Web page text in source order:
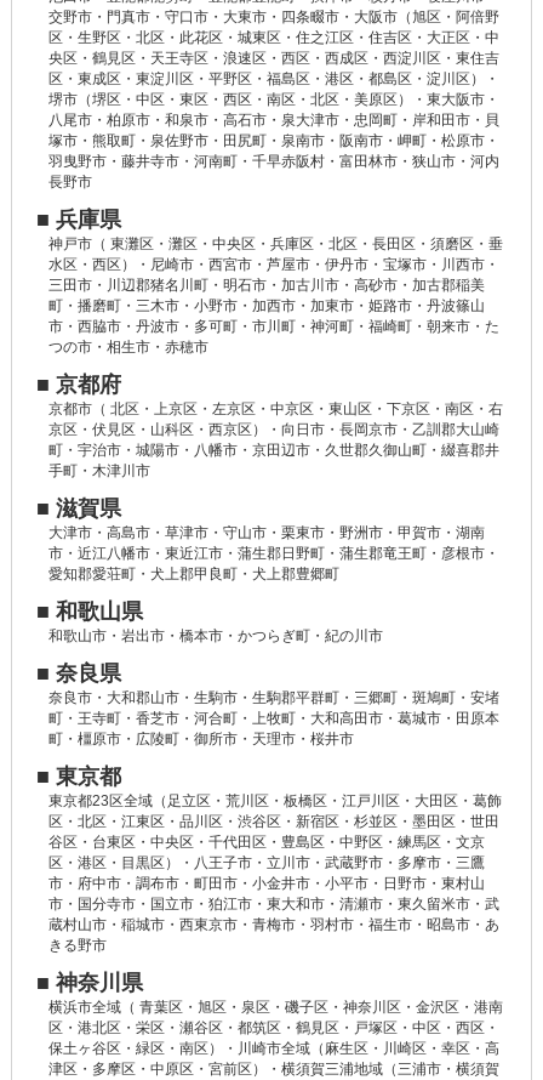
交野市・門真市・守口市・大東市・四条畷市・大阪市（旭区・阿倍野
区・生野区・北区・此花区・城東区・住之江区・住吉区・大正区・中
央区・鶴見区・天王寺区・浪速区・西区・西成区・西淀川区・東住吉
区・東成区・東淀川区・平野区・福島区・港区・都島区・淀川区）・
堺市（堺区・中区・東区・西区・南区・北区・美原区）・東大阪市・
八尾市・柏原市・和泉市・高石市・泉大津市・忠岡町・岸和田市・貝
塚市・熊取町・泉佐野市・田尻町・泉南市・阪南市・岬町・松原市・
羽曳野市・藤井寺市・河南町・千早赤阪村・富田林市・狭山市・河内
長野市
■ 兵庫県
神戸市（ 東灘区・灘区・中央区・兵庫区・北区・長田区・須磨区・垂
水区・西区）・尼崎市・西宮市・芦屋市・伊丹市・宝塚市・川西市・
三田市・川辺郡猪名川町・明石市・加古川市・高砂市・加古郡稲美
町・播磨町・三木市・小野市・加西市・加東市・姫路市・丹波篠山
市・西脇市・丹波市・多可町・市川町・神河町・福崎町・朝来市・た
つの市・相生市・赤穂市
■ 京都府
京都市（ 北区・上京区・左京区・中京区・東山区・下京区・南区・右
京区・伏見区・山科区・西京区）・向日市・長岡京市・乙訓郡大山崎
町・宇治市・城陽市・八幡市・京田辺市・久世郡久御山町・綴喜郡井
手町・木津川市
■ 滋賀県
大津市・高島市・草津市・守山市・栗東市・野洲市・甲賀市・湖南
市・近江八幡市・東近江市・蒲生郡日野町・蒲生郡竜王町・彦根市・
愛知郡愛荘町・犬上郡甲良町・犬上郡豊郷町
■ 和歌山県
和歌山市・岩出市・橋本市・かつらぎ町・紀の川市
■ 奈良県
奈良市・大和郡山市・生駒市・生駒郡平群町・三郷町・斑鳩町・安堵
町・王寺町・香芝市・河合町・上牧町・大和高田市・葛城市・田原本
町・橿原市・広陵町・御所市・天理市・桜井市
■ 東京都
東京都23区全域（足立区・荒川区・板橋区・江戸川区・大田区・葛飾
区・北区・江東区・品川区・渋谷区・新宿区・杉並区・墨田区・世田
谷区・台東区・中央区・千代田区・豊島区・中野区・練馬区・文京
区・港区・目黒区）・八王子市・立川市・武蔵野市・多摩市・三鷹
市・府中市・調布市・町田市・小金井市・小平市・日野市・東村山
市・国分寺市・国立市・狛江市・東大和市・清瀬市・東久留米市・武
蔵村山市・稲城市・西東京市・青梅市・羽村市・福生市・昭島市・あ
きる野市
■ 神奈川県
横浜市全域（ 青葉区・旭区・泉区・磯子区・神奈川区・金沢区・港南
区・港北区・栄区・瀬谷区・都筑区・鶴見区・戸塚区・中区・西区・
保土ヶ谷区・緑区・南区）・川崎市全域（麻生区・川崎区・幸区・高
津区・多摩区・中原区・宮前区）・横須賀三浦地域（三浦市・横須賀